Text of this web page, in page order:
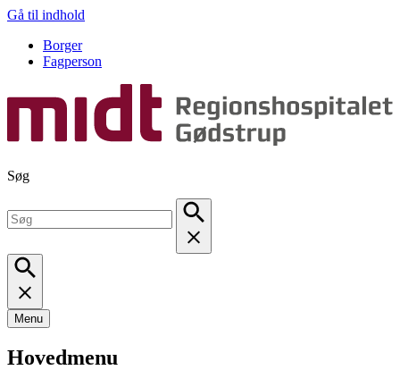
Gå til indhold
Borger
Fagperson
Søg
Menu
Hovedmenu